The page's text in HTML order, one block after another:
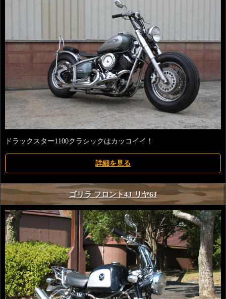
ドラックスター1100クラシックはカッコイイ！
詳細を見る
ゴリラ フロント4J リヤ6J